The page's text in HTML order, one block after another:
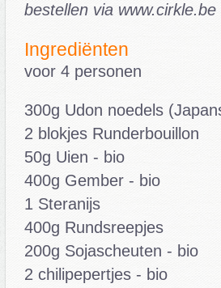
bestellen via
Ingrediënten
voor 4 personen
300g Udon noedels
2 blokjes Runderbouillon
50g Uien - bio
400g Gember - bio
1 Steranijs
400g Rundsreepjes
200g Sojascheuten - bio
2 chilipepertjes - bio